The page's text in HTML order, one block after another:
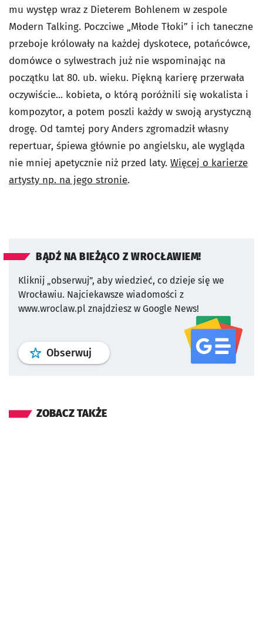
mu występ wraz z Dieterem Bohlenem w zespole
Modern Talking. Poczciwe „Młode Tłoki” i ich taneczne
przeboje królowały na każdej dyskotece, potańcówce,
domówce o sylwestrach już nie wspominając na
początku lat 80. ub. wieku. Piękną karierę przerwała
oczywiście... kobieta, o którą poróżnili się wokalista i
kompozytor, a potem poszli każdy w swoją arystyczną
drogę. Od tamtej pory Anders zgromadził własny
repertuar, śpiewa głównie po angielsku, ale wygląda
nie mniej apetycznie niż przed laty. Więcej o karierze
artysty np. na jego stronie.
BĄDŹ NA BIEŻĄCO Z WROCŁAWIEM!
Kliknij „obserwuj”, aby wiedzieć, co dzieje się we
Wrocławiu. Najciekawsze wiadomości z
www.wroclaw.pl znajdziesz w Google News!
Obserwuj profil serwisu
ZOBACZ TAKŻE